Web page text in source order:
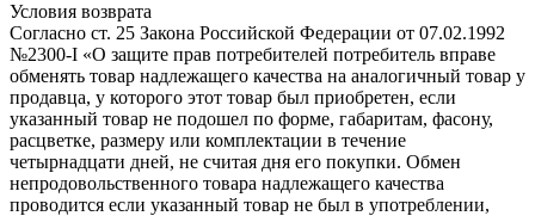
Условия возврата
Согласно ст. 25 Закона Российской Федерации от 07.02.1992
№2300-I «О защите прав потребителей потребитель вправе
обменять товар надлежащего качества на аналогичный товар у
продавца, у которого этот товар был приобретен, если
указанный товар не подошел по форме, габаритам, фасону,
расцветке, размеру или комплектации в течение
четырнадцати дней, не считая дня его покупки. Обмен
непродовольственного товара надлежащего качества
проводится если указанный товар не был в употреблении,